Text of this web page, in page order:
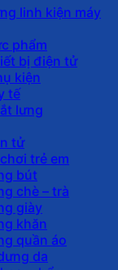
linh kiện máy
phẩm
bị điện tử
kiện
tế
lưng
tử
trẻ em
bút
chè – trà
giày
khăn
quần áo
da